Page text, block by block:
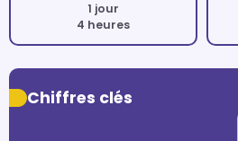
1 jour
4 heures
Chiffres clés